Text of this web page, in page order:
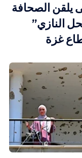
الصحافة
النازي”
غزة